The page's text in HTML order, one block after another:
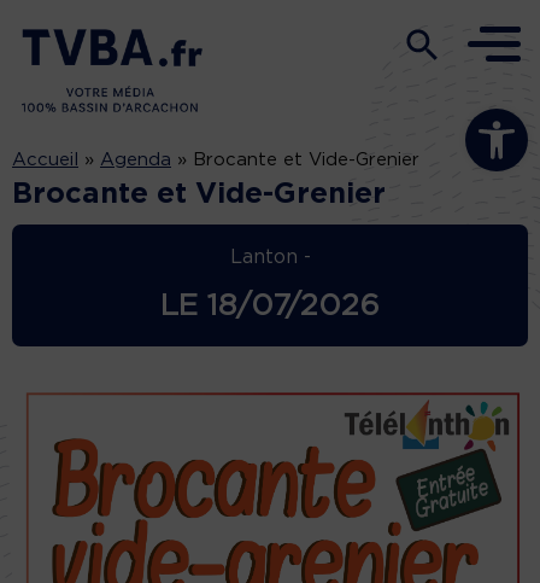
Ouvrir la
Accueil » Agenda » Brocante et Vide-Grenier
Brocante et Vide-Grenier
Lanton -
LE 18/07/2026